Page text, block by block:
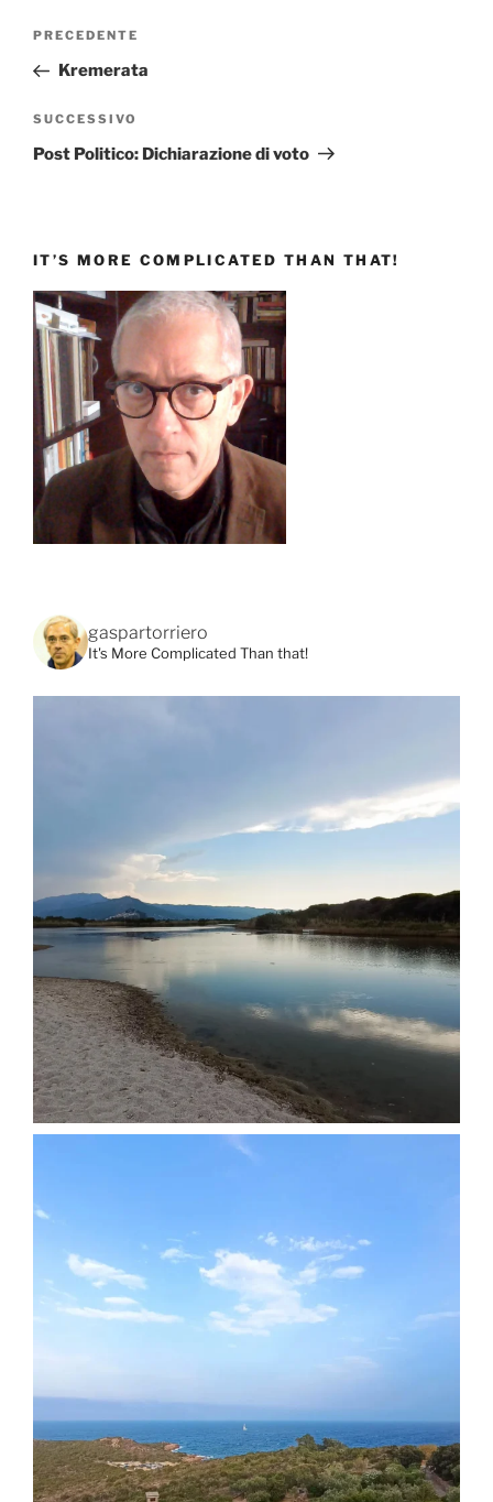
Navigazione
Articolo
precedente:
PRECEDENTE
Kremerata
Articolo
successivo
SUCCESSIVO
Post Politico: Dichiarazione di voto
IT’S MORE COMPLICATED THAN THAT!
gaspartorriero
It's More Complicated Than that!